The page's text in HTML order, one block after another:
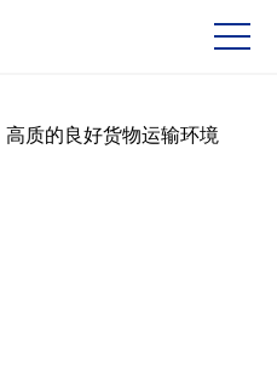
质的良好货物运输环境